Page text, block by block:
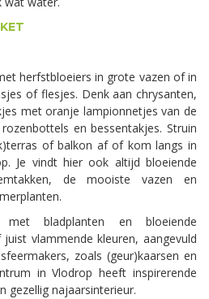
herfstbloeiers in grote vazen of in
of flesjes. Denk aan chrysanten,
met oranje lampionnetjes van de
en bessentakjes. Struin
of balkon af of kom langs in
Je vindt hier ook altijd bloeiende
de mooiste vazen en
bladplanten en bloeiende
vlammende kleuren, aangevuld
zoals (geur)kaarsen en
in Vlodrop heeft inspirerende
gezellig najaarsinterieur.